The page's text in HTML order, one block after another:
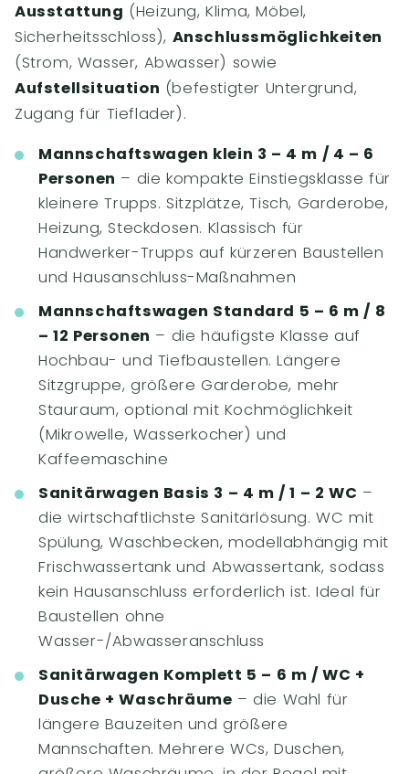
Ausstattung (Heizung, Klima, Möbel,
Sicherheitsschloss), Anschlussmöglichkeiten
(Strom, Wasser, Abwasser) sowie
Aufstellsituation (befestigter Untergrund,
Zugang für Tieflader).
Mannschaftswagen klein 3 – 4 m / 4 – 6
Personen – die kompakte Einstiegsklasse für
kleinere Trupps. Sitzplätze, Tisch, Garderobe,
Heizung, Steckdosen. Klassisch für
Handwerker-Trupps auf kürzeren Baustellen
und Hausanschluss-Maßnahmen
Mannschaftswagen Standard 5 – 6 m / 8
– 12 Personen – die häufigste Klasse auf
Hochbau- und Tiefbaustellen. Längere
Sitzgruppe, größere Garderobe, mehr
Stauraum, optional mit Kochmöglichkeit
(Mikrowelle, Wasserkocher) und
Kaffeemaschine
Sanitärwagen Basis 3 – 4 m / 1 – 2 WC –
die wirtschaftlichste Sanitärlösung. WC mit
Spülung, Waschbecken, modellabhängig mit
Frischwassertank und Abwassertank, sodass
kein Hausanschluss erforderlich ist. Ideal für
Baustellen ohne
Wasser-/Abwasseranschluss
Sanitärwagen Komplett 5 – 6 m / WC +
Dusche + Waschräume – die Wahl für
längere Bauzeiten und größere
Mannschaften. Mehrere WCs, Duschen,